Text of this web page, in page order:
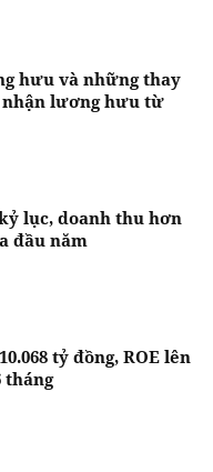
hưu và những thay
nhận lương hưu từ
lục, doanh thu hơn
đầu năm
tỷ đồng, ROE lên
tháng